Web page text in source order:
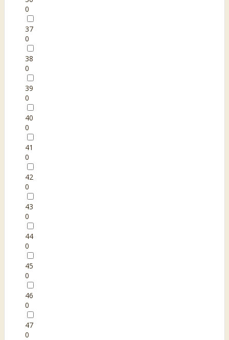
0
37
0
38
0
39
0
40
0
41
0
42
0
43
0
44
0
45
0
46
0
47
0